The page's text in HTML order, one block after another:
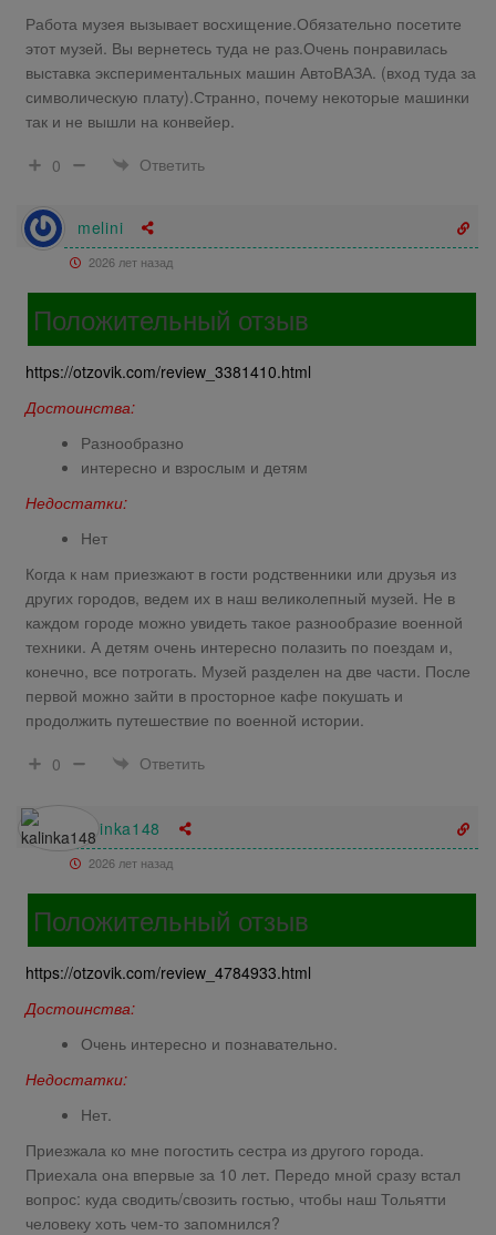
Работа музея вызывает восхищение.Обязательно посетите
этот музей. Вы вернетесь туда не раз.Очень понравилась
выставка экспериментальных машин АвтоВАЗА. (вход туда за
символическую плату).Странно, почему некоторые машинки
так и не вышли на конвейер.
0
Ответить
melini
2026 лет назад
Положительный отзыв
https://otzovik.com/review_3381410.html
Достоинства:
Разнообразно
интересно и взрослым и детям
Недостатки:
Нет
Когда к нам приезжают в гости родственники или друзья из
других городов, ведем их в наш великолепный музей. Не в
каждом городе можно увидеть такое разнообразие военной
техники. А детям очень интересно полазить по поездам и,
конечно, все потрогать. Музей разделен на две части. После
первой можно зайти в просторное кафе покушать и
продолжить путешествие по военной истории.
0
Ответить
kalinka148
2026 лет назад
Положительный отзыв
https://otzovik.com/review_4784933.html
Достоинства:
Очень интересно и познавательно.
Недостатки:
Нет.
Приезжала ко мне погостить сестра из другого города.
Приехала она впервые за 10 лет. Передо мной сразу встал
вопрос: куда сводить/свозить гостью, чтобы наш Тольятти
человеку хоть чем-то запомнился?